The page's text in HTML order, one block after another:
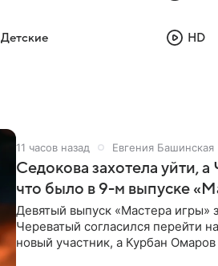
Детские HD
11 часов назад Евгения Башинская
Седокова захотела уйти,
что было в 9-м выпуске
Девятый выпуск «Мастера игры»
Череватый согласился перейти
новый участник, а Курбан